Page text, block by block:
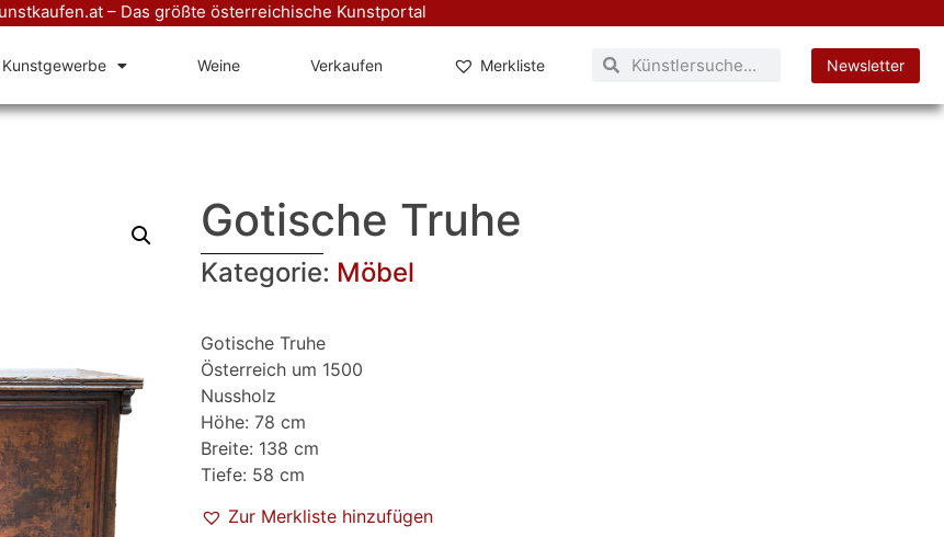
– Das größte österreichische Kunstportal
Weine Verkaufen Merkliste Newsletter
Gotische Truhe
Kategorie: Möbel
Gotische Truhe
Österreich um 1500
Nussholz
Höhe: 78 cm
Breite: 138 cm
Tiefe: 58 cm
Zur Merkliste hinzufügen